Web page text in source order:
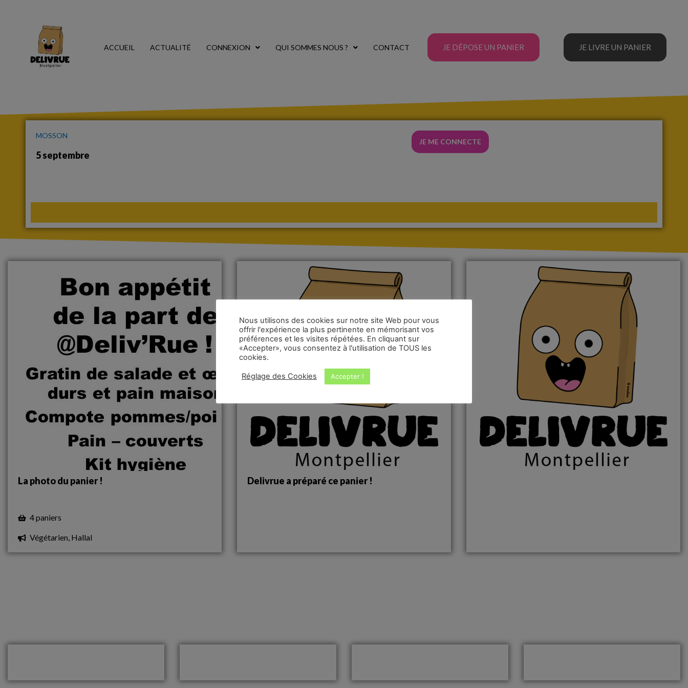
ACCUEIL ACTUALITÉ CONNEXION QUI SOMMES NOUS ? CONTACT JE DÉPOSE UN PANIER JE LIVRE UN PANIER
MOSSON
5 septembre
JE ME CONNECTE
La photo du panier !
4 paniers
Végétarien, Hallal
Delivrue a préparé ce panier !
Nous utilisons des cookies sur notre site Web pour vous
offrir l'expérience la plus pertinente en mémorisant vos
préférences et les visites répétées. En cliquant sur
«Accepter», vous consentez à l'utilisation de TOUS les
cookies.
Réglage des Cookies Accepter !